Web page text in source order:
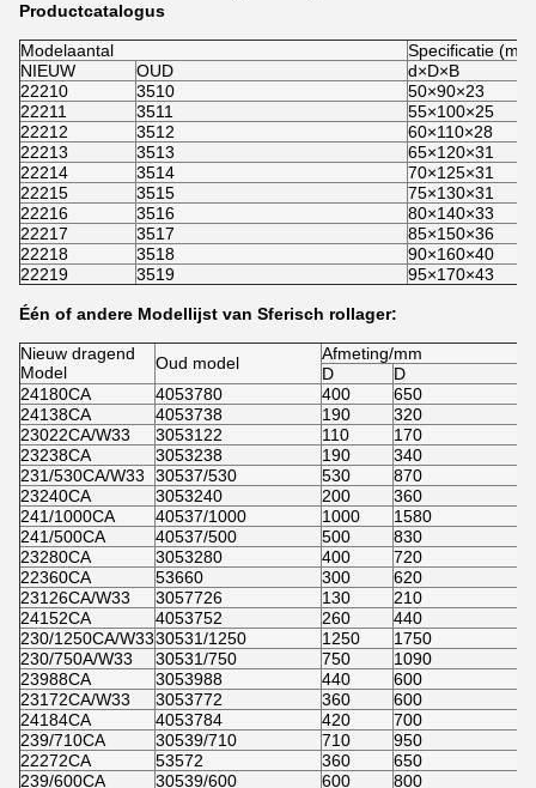
Productcatalogus
Modelaantal
Specificatie
NIEUW
OUD
d×D×B
22210
3510
50×90×23
22211
3511
55×100×25
22212
3512
60×110×28
22213
3513
65×120×31
22214
3514
70×125×31
22215
3515
75×130×31
22216
3516
80×140×33
22217
3517
85×150×36
22218
3518
90×160×40
22219
3519 95×170×43
Één of andere Modellijst van Sferisch rollager:
Nieuw dragend
Model
Oud model
Afmeting/mm
D
D
24180CA
4053780 400 650
24138CA
4053738 190 320
23022CA/W33
3053122 110 170
23238CA
3053238 190 340
231/530CA/W33
30537/530 530 870
23240CA
3053240 200 360
241/1000CA
40537/1000 1000 1580
241/500CA
40537/500 500 830
23280CA
3053280 400 720
22360CA
53660 300 620
23126CA/W33
3057726 130 210
24152CA
4053752 260 440
230/1250CA/W3330531/1250 1250 1750
230/750A/W33
30531/750 750 1090
23988CA
3053988 440 600
23172CA/W33
3053772 360 600
24184CA
4053784 420 700
239/710CA
30539/710 710 950
22272CA
53572 360 650
239/600CA
30539/600 600 800